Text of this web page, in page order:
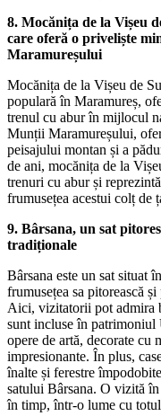
8. Mocănița de la Vișeu
care oferă o priveliște
Maramureșului
Mocănița de la Vișeu de
populară în Maramureș,
trenul cu abur în mijlocul
Munții Maramureșului,
peisajului montan și a
de ani, mocănița de la
trenuri cu abur și
frumusețea acestui colț de
9. Bârsana, un sat
tradiționale
Bârsana este un sat situat
frumusețea sa pitorească
Aici, vizitatorii pot admira
sunt incluse în patrimoniul
opere de artă, decorate cu
impresionante. În plus,
înalte și ferestre
satului Bârsana. O vizită
în timp, într-o lume cu